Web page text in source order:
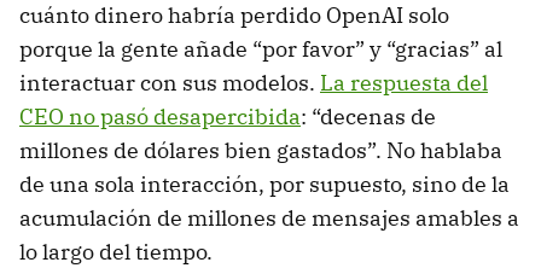
cuánto dinero habría perdido OpenAI solo
porque la gente añade “por favor” y “gracias” al
interactuar con sus modelos. La respuesta del
CEO no pasó desapercibida: “decenas de
millones de dólares bien gastados”. No hablaba
de una sola interacción, por supuesto, sino de la
acumulación de millones de mensajes amables a
lo largo del tiempo.